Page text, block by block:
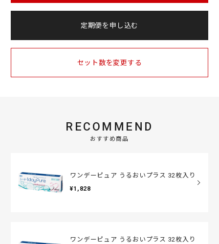
定期便を申し込む
セット数を変更する
RECOMMEND
おすすめ商品
ワンデーピュア うるおいプラス 32枚入り
¥1,828
ワンデーピュア うるおいプラス 32枚入り